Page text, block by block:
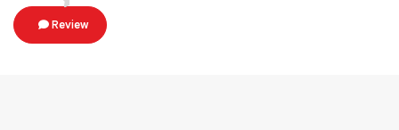
Review